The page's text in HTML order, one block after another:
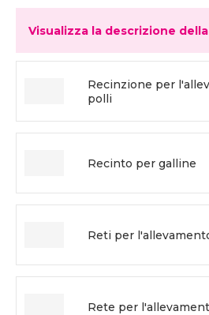
a
g
Visualizza la descrizione
Recinzione per
polli
Recinto per galline
Reti per
Rete per